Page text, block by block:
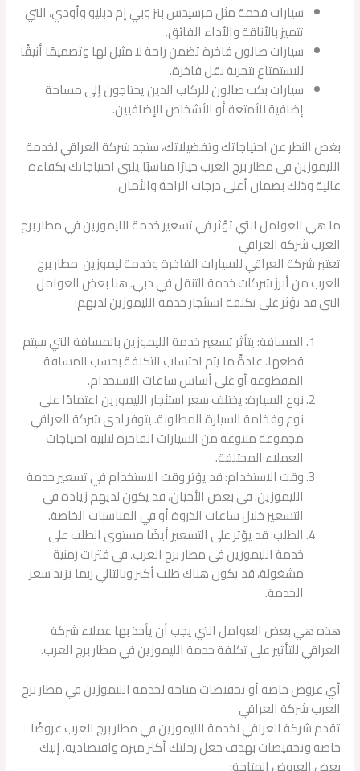
سيارات فخمة مثل مرسيدس بنز وبي إم دبليو وأودي، التي
تتميز بالأناقة والأداء الفائق.
سيارات صالون فاخرة تضمن راحة لا مثيل لها وتصميمًا أنيقًا
للاستمتاع بتجربة نقل فاخرة.
سيارات بكب صالون للركاب الذين يحتاجون إلى مساحة
إضافية للأمتعة أو الأشخاص الإضافيين.
بغض النظر عن احتياجاتك وتفضيلاتك، ستجد شركة العراقي لخدمة
الليموزين في مطار برج العرب خيارًا مناسبًا يلبي احتياجاتك بكفاءة
عالية وذلك بضمان أعلى درجات الراحة والأمان.
ما هي العوامل التي تؤثر في تسعير خدمة الليموزين في مطار برج
العرب شركة العراقي
تعتبر شركة العراقي للسيارات الفاخرة وخدمة ليموزين مطار برج
العرب من أبرز شركات خدمة التنقل في دبي. هنا بعض العوامل
التي قد تؤثر على تكلفة استئجار خدمة الليموزين لديهم:
المسافة: يتأثر تسعير خدمة الليموزين بالمسافة التي سيتم
قطعها. عادةً ما يتم احتساب التكلفة بحسب المسافة
المقطوعة أو على أساس ساعات الاستخدام.
نوع السيارة: يختلف سعر استئجار الليموزين اعتمادًا على
نوع وفخامة السيارة المطلوبة. يتوفر لدى شركة العراقي
مجموعة متنوعة من السيارات الفاخرة لتلبية احتياجات
العملاء المختلفة.
وقت الاستخدام: قد يؤثر وقت الاستخدام في تسعير خدمة
الليموزين. في بعض الأحيان، قد يكون لديهم زيادة في
التسعير خلال ساعات الذروة أو في المناسبات الخاصة.
الطلب: قد يؤثر على التسعير أيضًا مستوى الطلب على
خدمة الليموزين في مطار برج العرب. في فترات زمنية
مشغولة، قد يكون هناك طلب أكبر وبالتالي ربما يزيد سعر
الخدمة.
هذه هي بعض العوامل التي يجب أن يأخذ بها عملاء شركة
العراقي للتأثير على تكلفة خدمة الليموزين في مطار برج العرب.
أي عروض خاصة أو تخفيضات متاحة لخدمة الليموزين في مطار برج
العرب شركة العراقي
تقدم شركة العراقي لخدمة الليموزين في مطار برج العرب عروضًا
خاصة وتخفيضات بهدف جعل رحلتك أكثر ميزة واقتصادية. إليك